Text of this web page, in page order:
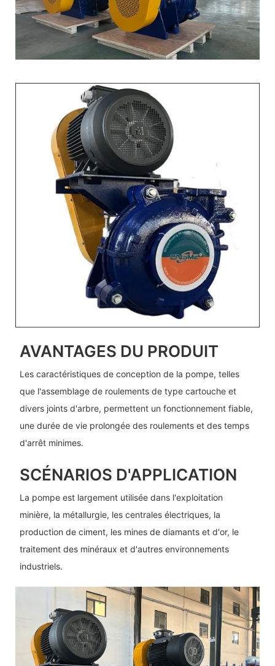
AVANTAGES DU PRODUIT
Les caractéristiques de conception de la pompe, telles
que l'assemblage de roulements de type cartouche et
divers joints d'arbre, permettent un fonctionnement fiable,
une durée de vie prolongée des roulements et des temps
d'arrêt minimes.
SCÉNARIOS D'APPLICATION
La pompe est largement utilisée dans l'exploitation
minière, la métallurgie, les centrales électriques, la
production de ciment, les mines de diamants et d'or, le
traitement des minéraux et d'autres environnements
industriels.